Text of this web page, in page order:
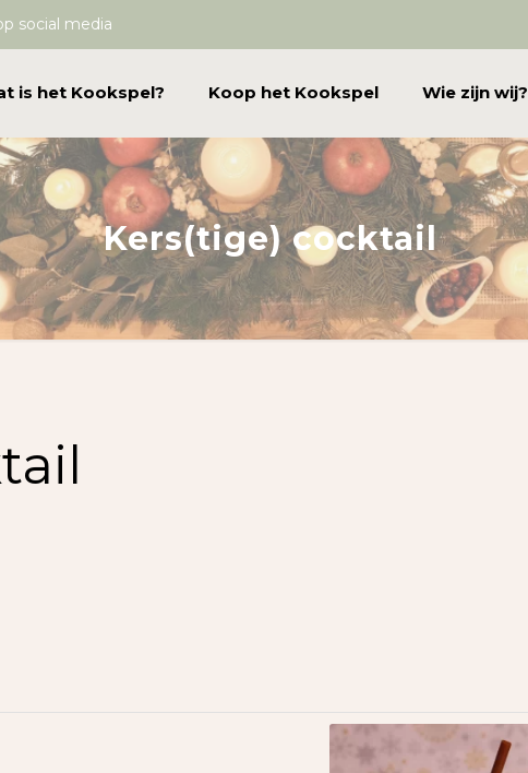
social media
is het Kookspel? Koop het Kookspel Wie zijn wij?
Kers(tige) cocktail